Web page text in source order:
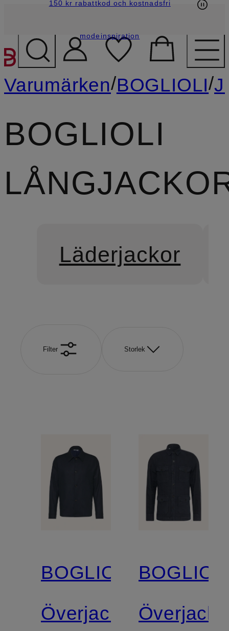
HOPPA TILL
150 kr rabattkod och kostnadsfri
modeinspiration
Varumärken/BOGLIOLI/
BOGLIOLI
Läderjackor
Filter Storlek
BOGLIOLI
Överjacka
Överjacka